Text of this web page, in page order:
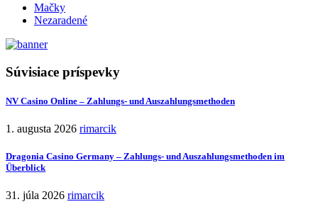
Mačky
Nezaradené
Súvisiace príspevky
NV Casino Online – Zahlungs- und Auszahlungsmethoden
1. augusta 2026 rimarcik
Dragonia Casino Germany – Zahlungs‑ und Auszahlungsmethoden im
Überblick
31. júla 2026 rimarcik